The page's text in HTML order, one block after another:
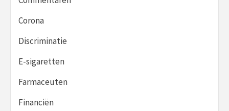
Corona
Discriminatie
E-sigaretten
Farmaceuten
Financiën